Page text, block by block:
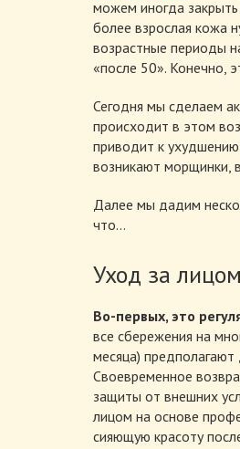
можем иногда закрыть
более взрослая кожа
возрастные периоды
«после 50». Конечно,
Сегодня мы сделаем
происходит в этом
приводит к
возникают морщинки,
Далее мы дадим
что…
Уход за
Во-первых, это
все сбережения на
месяца) предполагают
Своевременное
защиты от внешних
лицом на основе
сияющую красоту